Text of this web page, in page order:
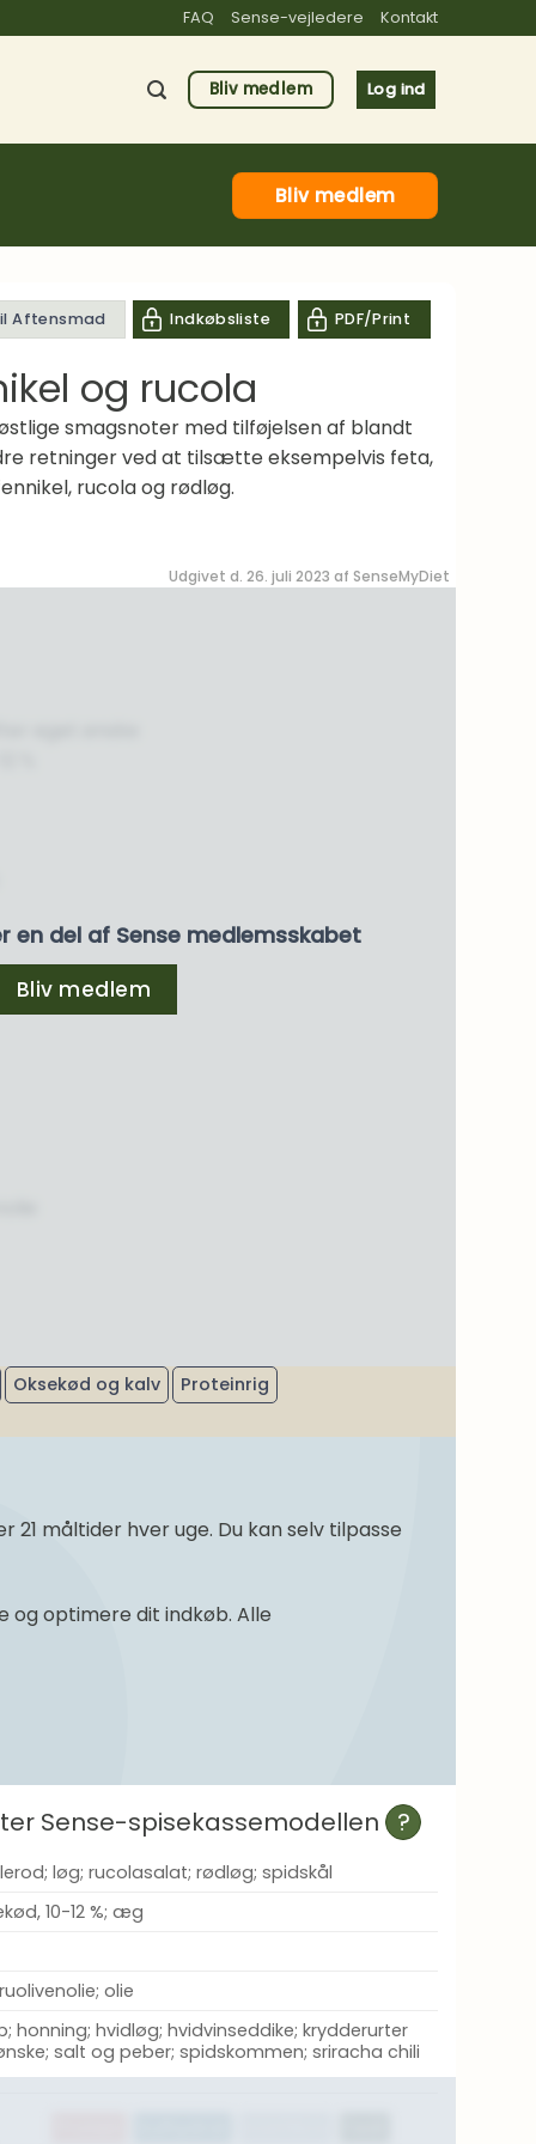
FAQ Sense-vejledere Kontakt
Bliv medlem Log ind
Bliv medlem
Aftensmad Indkøbsliste PDF/Print
og rucola
smagsnoter med tilføjelsen af blandt
retninger ved at tilsætte eksempelvis feta,
rucola og rødløg.
Udgivet d. 26. juli 2023 af SenseMyDiet
en del af Sense medlemsskabet
Bliv medlem
Oksekød og kalv Proteinrig
måltider hver uge. Du kan selv tilpasse
optimere dit indkøb. Alle
Sense-spisekassemodellen ?
løg; rucolasalat; rødløg; spidskål
10-12 %; æg
olie
honning; hvidløg; hvidvinseddike; krydderurter
salt og peber; spidskommen; sriracha chili